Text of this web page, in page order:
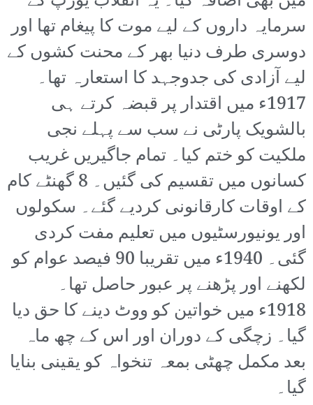
سرمایہ داروں کے لیے موت کا پیغام تھا اور
دوسری طرف دنیا بھر کے محنت کشوں کے
لیے آزادی کی جدوجہد کا استعارہ تھا۔
1917ء میں اقتدار پر قبضہ کرتے ہی
بالشویک پارٹی نے سب سے پہلے نجی
ملکیت کو ختم کیا۔ تمام جاگیریں غریب
کسانوں میں تقسیم کی گئیں۔ 8 گھنٹے کام
کے اوقات کارقانونی کردیے گئے۔ سکولوں
اور یونیورسٹیوں میں تعلیم مفت کردی
گئی۔ 1940ء میں تقریبا 90 فیصد عوام کو
لکھنے اور پڑھنے پر عبور حاصل تھا۔
1918ء میں خواتین کو ووٹ دینے کا حق دیا
گیا۔ زچگی کے دوران اور اس کے چھ ماہ
بعد مکمل چھٹی بمعہ تنخواہ کو یقینی بنایا
گیا۔